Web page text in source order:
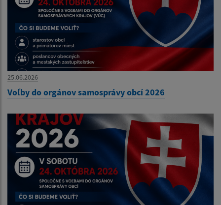
25.06.2026
Voľby do orgánov samosprávy obcí 2026